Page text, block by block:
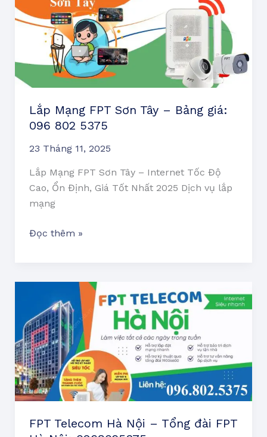
Lắp Mạng FPT Sơn Tây – Bảng giá:
096 802 5375
23 Tháng 11, 2025
Lắp Mạng FPT Sơn Tây – Internet Tốc Độ
Cao, Ổn Định, Giá Tốt Nhất 2025 Dịch vụ lắp
mạng
Sơn
Tây
Bảng
802
5375
Đọc thêm »
FPT Telecom Hà Nội – Tổng đài FPT
Telecom
Hà
Nội
–
Tổng
đài
FPT
Nội: